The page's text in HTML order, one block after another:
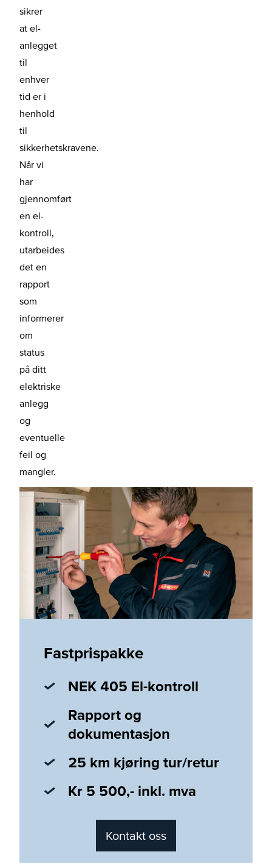
sikrer
at el-
anlegget
til
enhver
tid er i
henhold
til
sikkerhetskravene.
Når vi
har
gjennomført
en el-
kontroll,
utarbeides
det en
rapport
som
informerer
om
status
på ditt
elektriske
anlegg
og
eventuelle
feil og
mangler.
Fastprispakke
NEK 405 El-kontroll
Rapport og
dokumentasjon
25 km kjøring tur/retur
Kr 5 500,- inkl. mva
Kontakt oss